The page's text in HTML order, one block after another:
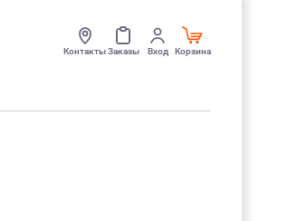
КонтактыЗаказы Вход Корзина